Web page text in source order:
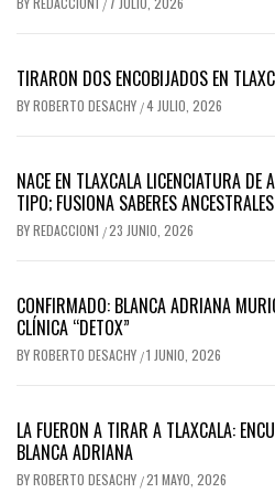
/
TIRARON DOS ENCOBIJADOS EN
BYROBERTO DESACHY /4 JULIO, 2026
NACE EN TLAXCALA LICENCIATURA DE
TIPO; FUSIONA SABERES
BYREDACCION1 /23 JUNIO, 2026
CONFIRMADO: BLANCA ADRIANA
CLÍNICA “DETOX”
BYROBERTO DESACHY /1 JUNIO, 2026
LA FUERON A TIRAR A TLAXCALA:
BLANCA ADRIANA
BYROBERTO DESACHY /21 MAYO, 2026